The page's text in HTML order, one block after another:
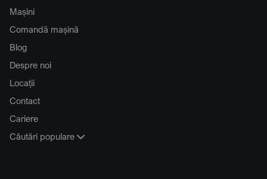
Mașini
Comandă mașină
Blog
Despre noi
Locații
Contact
Cariere
Căutări populare